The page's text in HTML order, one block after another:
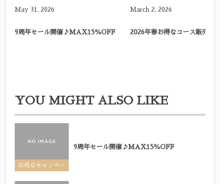
May 31 , 2026
9周年セール開催♪MAX15％OFF
March 2, 2026
2026年春お得なコース販売し
YOU MIGHT ALSO LIKE
お得なキャンペー
9周年セール開催♪MAX15％OFF